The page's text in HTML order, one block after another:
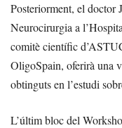
Posteriorment, el doctor
Neurocirurgia a
comitè científic
OligoSpain, oferirà una
obtinguts en l’estudi
L’últim bloc del